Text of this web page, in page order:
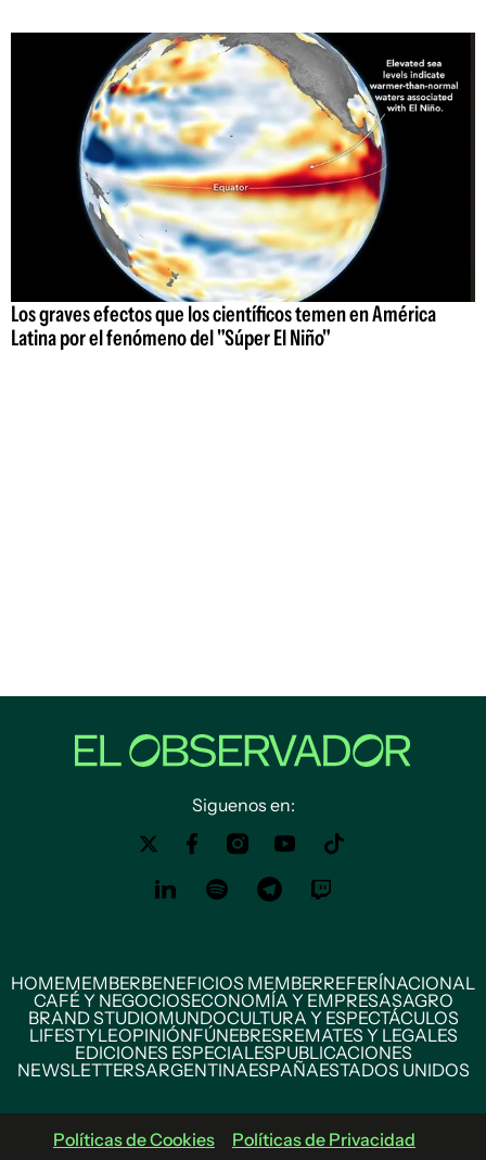
Los graves efectos que los científicos temen en América
Latina por el fenómeno del "Súper El Niño"
Siguenos en:
HOMEMEMBERBENEFICIOS MEMBERREFERÍNACIONAL
CAFÉ Y NEGOCIOSECONOMÍA Y EMPRESASAGRO
BRAND STUDIOMUNDOCULTURA Y ESPECTÁCULOS
LIFESTYLEOPINIÓNFÚNEBRESREMATES Y LEGALES
EDICIONES ESPECIALESPUBLICACIONES
NEWSLETTERSARGENTINAESPAÑAESTADOS UNIDOS
Políticas de Cookies Políticas de Privacidad